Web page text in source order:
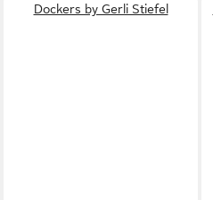
Dockers by Gerli Stiefel